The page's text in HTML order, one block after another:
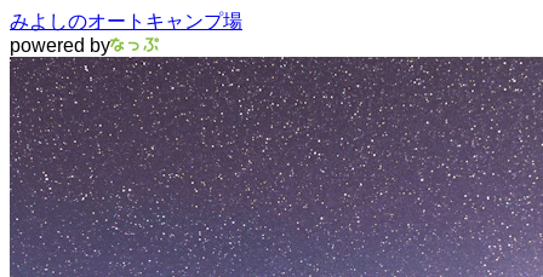
みよしのオートキャンプ場
powered by